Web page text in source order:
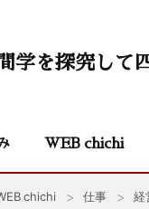
学を探究して
WEB chichi
chichi 仕事 経